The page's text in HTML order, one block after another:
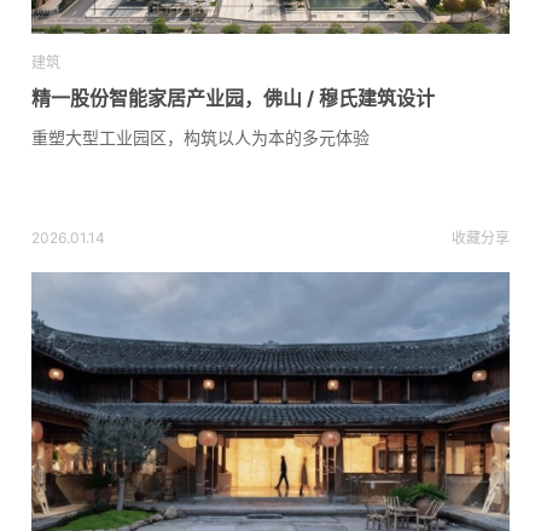
建筑
精一股份智能家居产业园，佛山 / 穆氏建筑设计
重塑大型工业园区，构筑以人为本的多元体验
2026.01.14 收藏分享